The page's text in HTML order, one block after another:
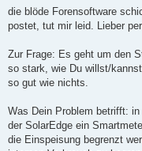
a
die blöde Forensoftware
postet, tut mir leid. Lieber
Zur Frage: Es geht um den
so stark, wie Du willst/
so gut wie nichts.
Was Dein Problem betrifft:
der SolarEdge ein
die Einspeisung begrenzt